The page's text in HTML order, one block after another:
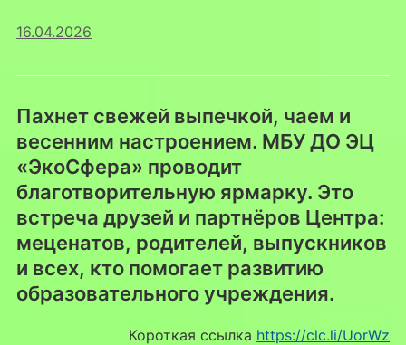
16.04.2026
Пахнет свежей выпечкой, чаем и
весенним настроением. МБУ ДО ЭЦ
«ЭкоСфера» проводит
благотворительную ярмарку. Это
встреча друзей и партнёров Центра:
меценатов, родителей, выпускников
и всех, кто помогает развитию
образовательного учреждения.
Короткая ссылка https://clc.li/UorWz